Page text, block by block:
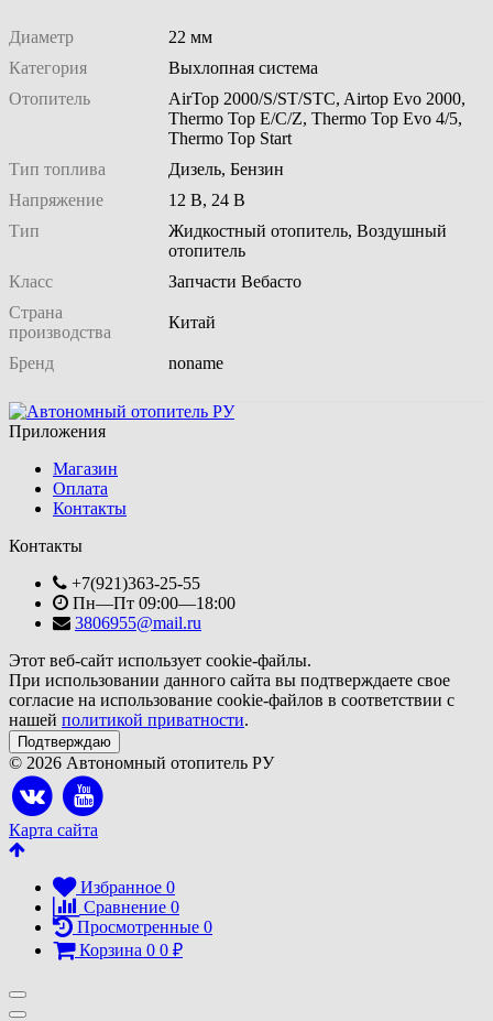
Диаметр
22 мм
Категория
Выхлопная система
Отопитель
AirTop 2000/S/ST/STC, Airtop Evo 2000,
Thermo Top E/C/Z, Thermo Top Evo 4/5,
Thermo Top Start
Тип топлива
Дизель, Бензин
Напряжение
12 В, 24 В
Тип
Жидкостный отопитель, Воздушный
отопитель
Класс
Запчасти Вебасто
Страна
производства
Китай
Бренд noname
Приложения
Магазин
Оплата
Контакты
Контакты
+7(921)363-25-55
Пн—Пт 09:00—18:00
3806955@mail.ru
Этот веб-сайт использует cookie-файлы.
При использовании данного сайта вы подтверждаете свое
согласие на использование cookie-файлов в соответствии с
нашей политикой приватности.
Подтверждаю
© 2026 Автономный отопитель РУ
Карта сайта
Избранное 0
Сравнение 0
Просмотренные 0
Корзина 0 0 ₽